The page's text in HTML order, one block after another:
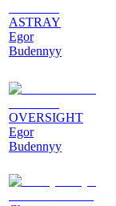
ASTRAY
Egor
Budennyy
OVERSIGHT
Egor
Budennyy